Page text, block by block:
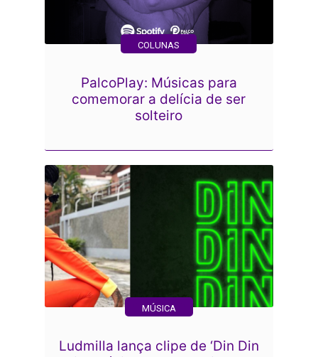
COLUNAS
PalcoPlay: Músicas para
comemorar a delícia de ser
solteiro
MÚSICA
Ludmilla lança clipe de ‘Din Din